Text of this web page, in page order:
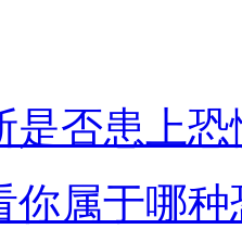
是否患上
你属于哪种